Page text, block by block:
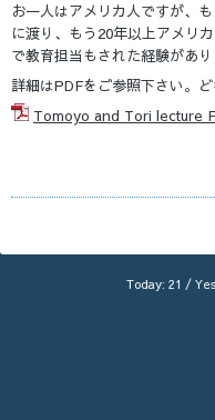
お一人はアメリカ人ですが、
に渡り、もう20​年以上アメリ
で教育担当もされた経験があ
詳細はPDFをご参照下さい。
Tomoyo and Tori lecture
Today: 21 /